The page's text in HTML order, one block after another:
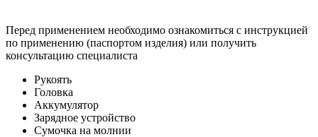
Перед применением необходимо ознакомиться с инструкцией
по применению (паспортом изделия) или получить
консультацию специалиста
Рукоять
Головка
Аккумулятор
Зарядное устройство
Сумочка на молнии